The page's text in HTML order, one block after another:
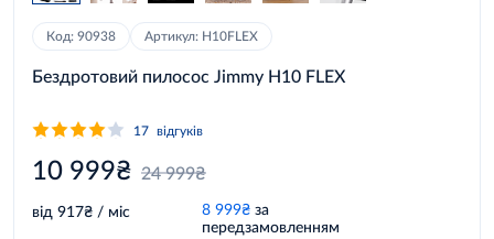
Код: 90938 Артикул: H10FLEX
Бездротовий пилосос Jimmy H10 FLEX
17 відгуків
10 999₴ 24 999₴
від 917₴ / міс 8 999₴ за
передзамовленням